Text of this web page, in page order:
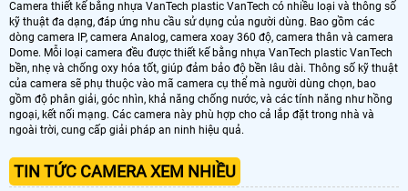
Camera thiết kế bằng nhựa VanTech plastic VanTech có nhiều loại và thông số
kỹ thuật đa dạng, đáp ứng nhu cầu sử dụng của người dùng. Bao gồm các
dòng camera IP, camera Analog, camera xoay 360 độ, camera thân và camera
Dome. Mỗi loại camera đều được thiết kế bằng nhựa VanTech plastic VanTech
bền, nhẹ và chống oxy hóa tốt, giúp đảm bảo độ bền lâu dài. Thông số kỹ thuật
của camera sẽ phụ thuộc vào mã camera cụ thể mà người dùng chọn, bao
gồm độ phân giải, góc nhìn, khả năng chống nước, và các tính năng như hồng
ngoại, kết nối mạng. Các camera này phù hợp cho cả lắp đặt trong nhà và
ngoài trời, cung cấp giải pháp an ninh hiệu quả.
TIN TỨC CAMERA XEM NHIỀU